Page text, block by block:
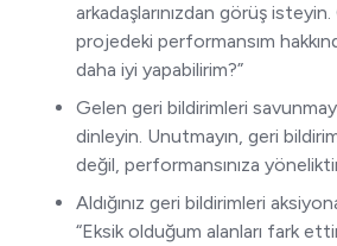
arkadaşlarınızdan görüş
projedeki performansım
daha iyi yapabilirim?”
Gelen geri bildirimleri
dinleyin. Unutmayın, geri
değil, performansınıza
Aldığınız geri bildirimleri
“Eksik olduğum alanları fark